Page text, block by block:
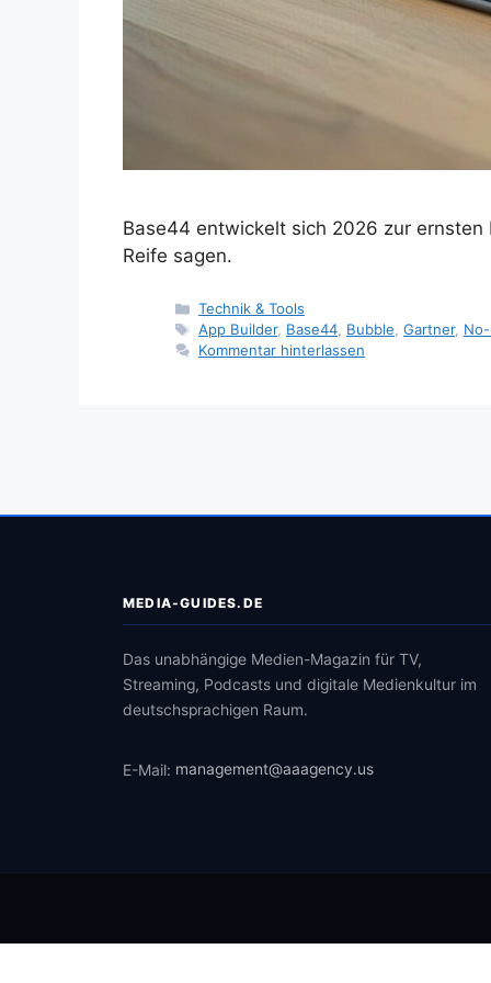
Base44 entwickelt sich 2026 zur
Reife sagen.
Kategorien
Technik & Tools
Schlagwörter
App Builder, Base44, Bubble, Gartner,
Kommentar hinterlassen
MEDIA-GUIDES.DE
Das unabhängige Medien-Magazin für TV,
Streaming, Podcasts und digitale Medienkultur im
deutschsprachigen Raum.
E-Mail: management@aaagency.us